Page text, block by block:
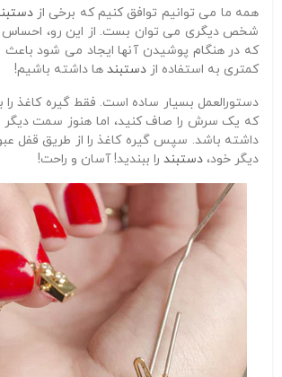
همه ما می توانیم توافق کنیم که برخی از
شخص دیگری می توان بست. از این رو، احساس
که در هنگام پوشیدن آنها ایجاد می شود
کمتری به استفاده از دستبند ها داشته باشیم!
دستورالعمل‌ بسیار ساده است. فقط گیره کاغذ را
که یک سرش را صاف کنید، اما هنوز سمت دیگر
داشته باشد. سپس گیره کاغذ را از طریق قفل
دیگر خود، دستبند را ببندید! آسان و راحت!